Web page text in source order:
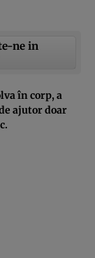
ne in
în corp, a
ajutor doar